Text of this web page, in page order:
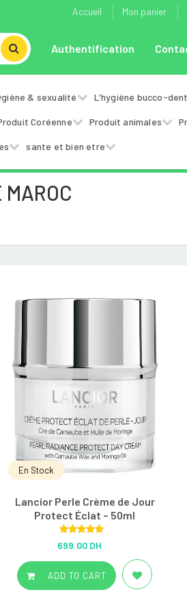
Accueil Mon panier
Authentification
& sexualité L'hygiène bucco-
Coréenne Produit animales
sante et bien etre
En Stock
Lancior Perle Crème de Jour
Protect Éclat – 50ml
Rated 5.00
out of 5
699.00 DH
ADD TO CART